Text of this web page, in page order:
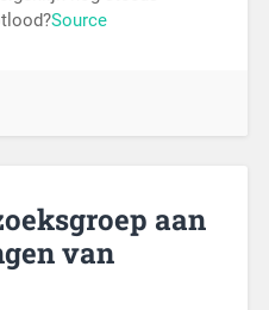
Source
aan
van